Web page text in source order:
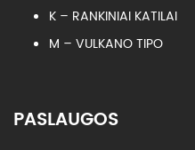
K – RANKINIAI KATILAI
M – VULKANO TIPO
PASLAUGOS